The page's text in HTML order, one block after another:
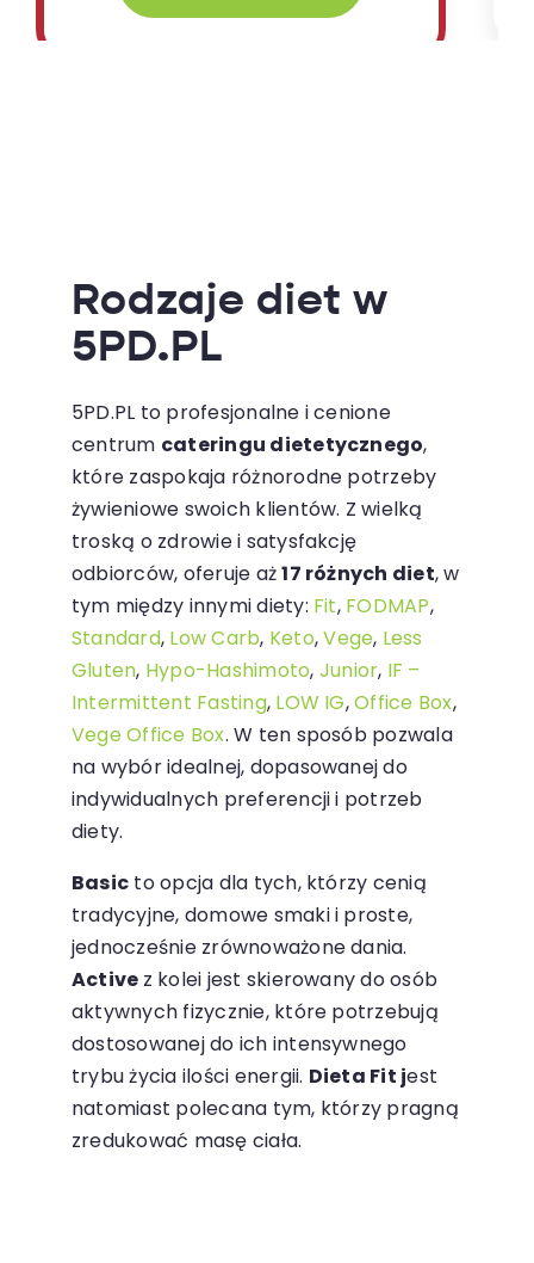
Rodzaje diet w
5PD.PL
5PD.PL to profesjonalne i cenione
centrum cateringu dietetycznego,
które zaspokaja różnorodne potrzeby
żywieniowe swoich klientów. Z wielką
troską o zdrowie i satysfakcję
odbiorców, oferuje aż17 różnych diet, w
tym między innymi diety: Fit, FODMAP,
Standard, Low Carb, Keto,Vege, Less
Gluten, Hypo-Hashimoto, Junior, IF –
Intermittent Fasting, LOW IG,Office Box,
Vege Office Box. W ten sposób pozwala
na wybór idealnej, dopasowanej do
indywidualnych preferencji i potrzeb
diety.
Basic to opcja dla tych, którzy cenią
tradycyjne, domowe smaki i proste,
jednocześnie zrównoważone dania.
Active z kolei jest skierowany do osób
aktywnych fizycznie, które potrzebują
dostosowanej do ich intensywnego
trybu życia ilości energii. Dieta Fit jest
natomiast polecana tym, którzy pragną
zredukować masę ciała.